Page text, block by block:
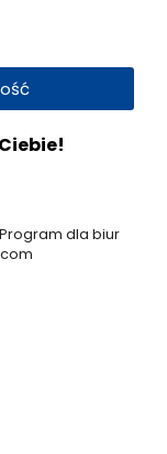
dla biur